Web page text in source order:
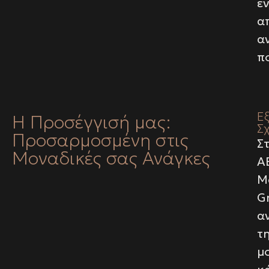
Η Προσέγγισή μας:
Προσαρμοσμένη στις
Μοναδικές σας Ανάγκες